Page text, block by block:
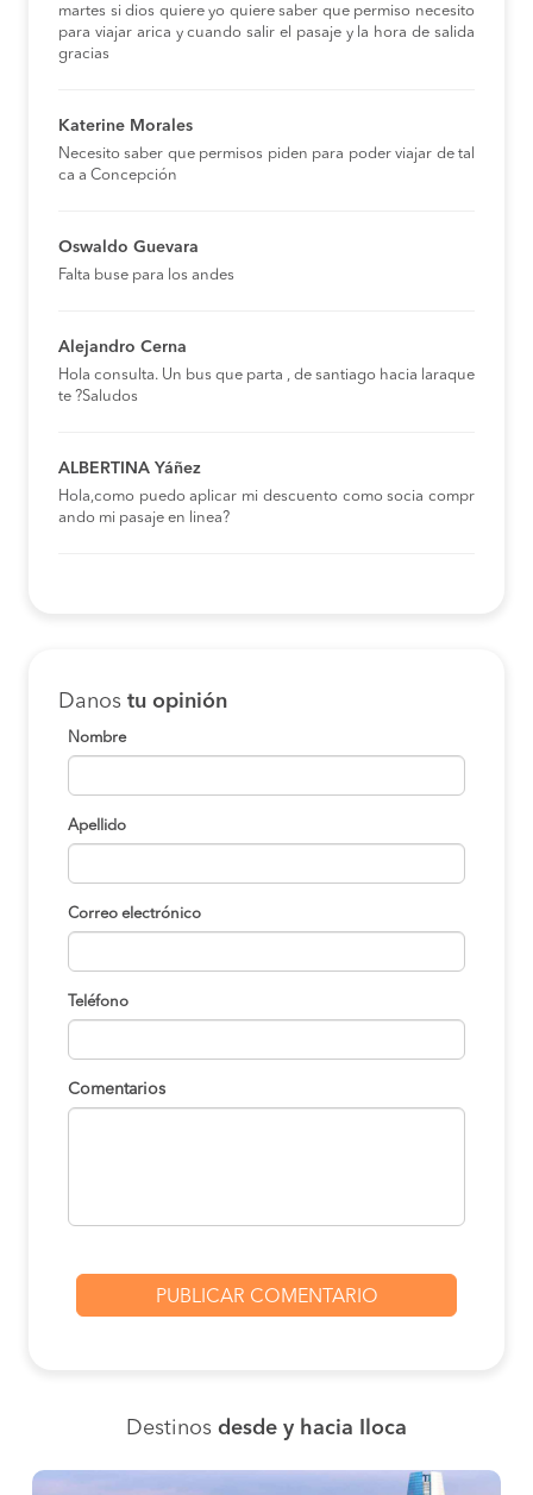
martes si dios quiere yo quiere saber que permiso necesito
para viajar arica y cuando salir el pasaje y la hora de salida
gracias
Katerine Morales
Necesito saber que permisos piden para poder viajar de tal
ca a Concepción
Oswaldo Guevara
Falta buse para los andes
Alejandro Cerna
Hola consulta. Un bus que parta , de santiago hacia laraque
te ?Saludos
ALBERTINA Yáñez
Hola,como puedo aplicar mi descuento como socia compr
ando mi pasaje en linea?
Danos tu opinión
Nombre
Apellido
Correo electrónico
Teléfono
Comentarios
Destinos desde y hacia Iloca